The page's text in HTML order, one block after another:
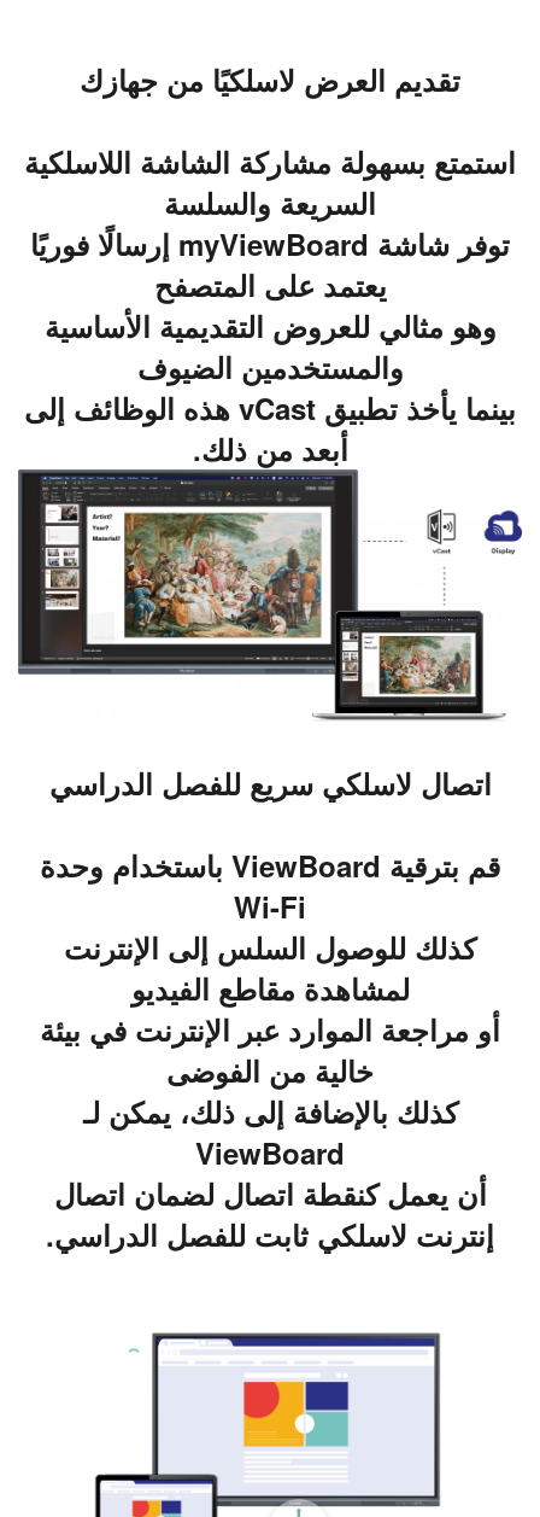
تقديم العرض لاسلكيًا من جهازك
استمتع بسهولة مشاركة الشاشة اللاسلكية
السريعة والسلسة
توفر شاشة myViewBoard إرسالًا فوريًا
يعتمد على المتصفح
وهو مثالي للعروض التقديمية الأساسية
والمستخدمين الضيوف
بينما يأخذ تطبيق vCast هذه الوظائف إلى
أبعد من ذلك.
اتصال لاسلكي سريع للفصل الدراسي
قم بترقية ViewBoard باستخدام وحدة
Wi-Fi
كذلك للوصول السلس إلى الإنترنت
لمشاهدة مقاطع الفيديو
أو مراجعة الموارد عبر الإنترنت في بيئة
خالية من الفوضى
كذلك بالإضافة إلى ذلك، يمكن لـ
ViewBoard
أن يعمل كنقطة اتصال لضمان اتصال
إنترنت لاسلكي ثابت للفصل الدراسي.